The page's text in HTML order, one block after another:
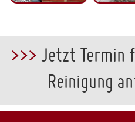
>>> Jetzt Termin
Reinigung